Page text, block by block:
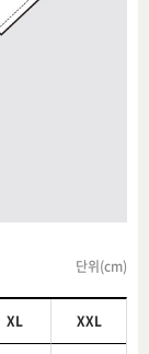
단위(cm)
XL XXL